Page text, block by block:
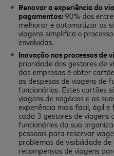
Renovar a experiência do
pagamentos:90% dos
melhorar e automatizar os
viagens simplifica o
envolvidas.
Inovação nos processos de
prioridade dos gestores de
das empresas é obter
as despesas de viagens de
funcionários. Estes cartões
viagens de negócios e as
experiência mais fácil, ágil
cada 3 gestores de viagens
funcionários da sua
pessoais para reservar
problemas de visibilidade
recompensas de viagens